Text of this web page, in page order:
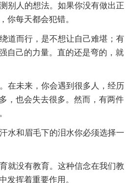
人的想法。如果你没有做出正
你每天都会犯错。
而行，是不想让自己难堪；有
自己的力量。直的还是弯的，就
未来，你会遇到很多人，经历
，也会失去很多。然而，有两件
和眉毛下的泪水你必须选择一
没有教育。这种信念在我们教
发挥着重要作用。